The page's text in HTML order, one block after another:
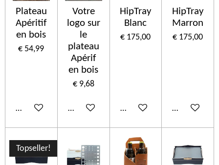
Plateau
Apéritif
en bois
€ 54,99
In winkelwagen
Votre
logo sur
le
plateau
Apérif
en bois
€ 9,68
In winkelwagen
HipTray
Blanc
€ 175,00
In winkelwagen
HipTray
Marron
€ 175,00
In
Topseller!